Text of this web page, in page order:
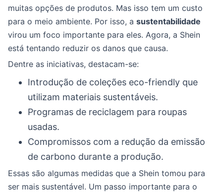
muitas opções de produtos. Mas isso tem um custo
para o meio ambiente. Por isso, a sustentabilidade
virou um foco importante para eles. Agora, a Shein
está tentando reduzir os danos que causa.
Dentre as iniciativas, destacam-se:
Introdução de coleções eco-friendly que
utilizam materiais sustentáveis.
Programas de reciclagem para roupas
usadas.
Compromissos com a redução da emissão
de carbono durante a produção.
Essas são algumas medidas que a Shein tomou para
ser mais sustentável. Um passo importante para o